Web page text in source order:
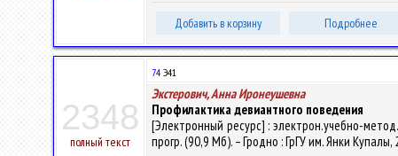
Добавить в корзину Подробнее
2348
полный текст
74 Э41
Экстерович, Анна Иронеушевна
Профилактика девиантного поведения
[Электронный ресурс] : электрон.учебно-
прогр. (90,9 Мб). – Гродно : ГрГУ им. Янки